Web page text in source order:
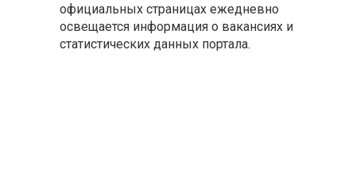
официальных страницах ежедневно
освещается информация о вакансиях и
статистических данных портала.